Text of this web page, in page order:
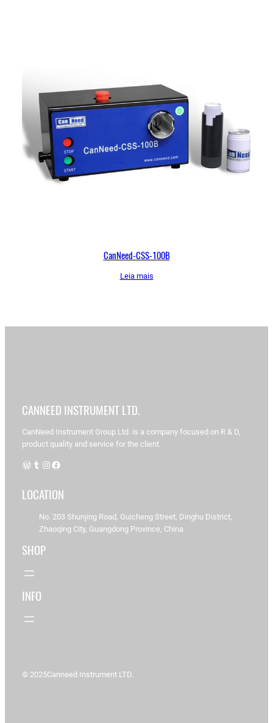
CanNeed-CSS-100B
Leia mais
CANNEED INSTRUMENT LTD.
CanNeed Instrument Group Ltd. is a company focused on R & D,
product quality and service for the client.
WordPress Instagram Facebook
LOCATION
No. 203 Shunjing Road, Guicheng Street, Dinghu District,
Zhaoqing City, Guangdong Province, China
SHOP
INFO
© 2025Canneed Instrument LTD.